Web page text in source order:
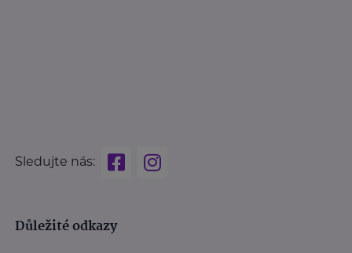
Sledujte nás:
Důležité odkazy